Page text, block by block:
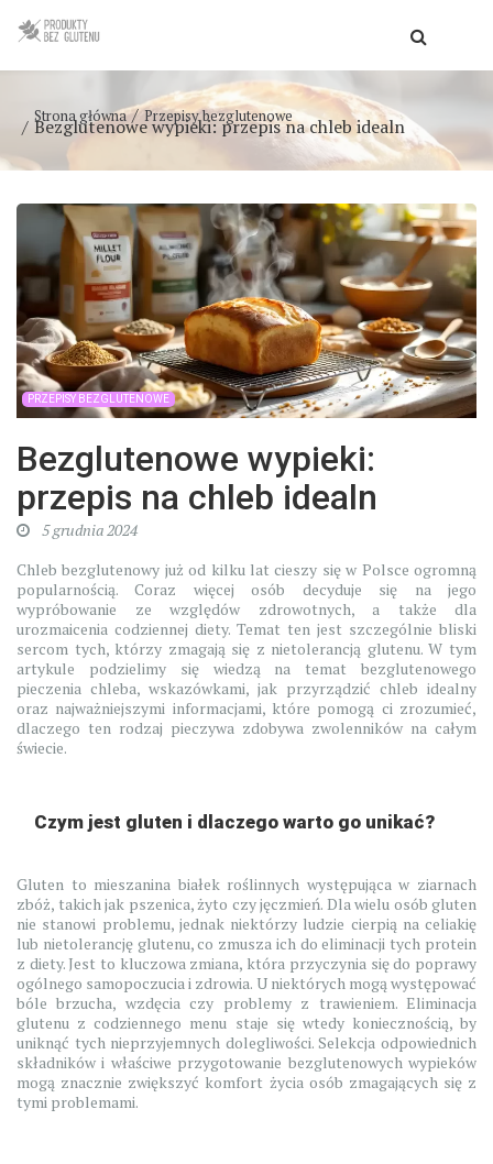
Strona główna Przepisy bezglutenowe
Bezglutenowe wypieki: przepis na chleb idealn
PRZEPISY BEZGLUTENOWE
Bezglutenowe wypieki:
przepis na chleb idealn
5 grudnia 2024
Chleb bezglutenowy już od kilku lat cieszy się w Polsce ogromną
popularnością. Coraz więcej osób decyduje się na jego
wypróbowanie ze względów zdrowotnych, a także dla
urozmaicenia codziennej diety. Temat ten jest szczególnie bliski
sercom tych, którzy zmagają się z nietolerancją glutenu. W tym
artykule podzielimy się wiedzą na temat bezglutenowego
pieczenia chleba, wskazówkami, jak przyrządzić chleb idealny
oraz najważniejszymi informacjami, które pomogą ci zrozumieć,
dlaczego ten rodzaj pieczywa zdobywa zwolenników na całym
świecie.
Czym jest gluten i dlaczego warto go unikać?
Gluten to mieszanina białek roślinnych występująca w ziarnach
zbóż, takich jak pszenica, żyto czy jęczmień. Dla wielu osób gluten
nie stanowi problemu, jednak niektórzy ludzie cierpią na celiakię
lub nietolerancję glutenu, co zmusza ich do eliminacji tych protein
z diety. Jest to kluczowa zmiana, która przyczynia się do poprawy
ogólnego samopoczucia i zdrowia. U niektórych mogą występować
bóle brzucha, wzdęcia czy problemy z trawieniem. Eliminacja
glutenu z codziennego menu staje się wtedy koniecznością, by
uniknąć tych nieprzyjemnych dolegliwości. Selekcja odpowiednich
składników i właściwe przygotowanie bezglutenowych wypieków
mogą znacznie zwiększyć komfort życia osób zmagających się z
tymi problemami.